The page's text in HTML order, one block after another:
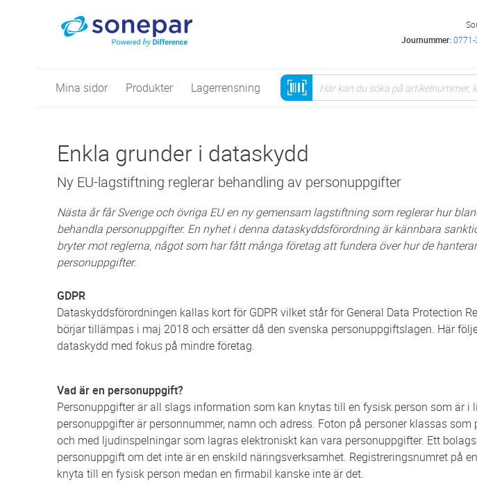
Journummer:0771-
Mina sidor Produkter Lagerrensning
Enkla grunder i dataskydd
Ny EU-lagstiftning reglerar behandling av personuppgifter
Nästa år får Sverige och övriga EU en ny gemensam lagstiftning som reglerar hur
behandla personuppgifter. En nyhet i denna dataskyddsförordning är kännbara
bryter mot reglerna, något som har fått många företag att fundera över hur de
personuppgifter.
GDPR
Dataskyddsförordningen kallas kort för GDPR vilket står för General Data Protection
börjar tillämpas i maj 2018 och ersätter då den svenska personuppgiftslagen. Här
dataskydd med fokus på mindre företag.
Vad är en personuppgift?
Personuppgifter är all slags information som kan knytas till en fysisk person som är i
personuppgifter är personnummer, namn och adress. Foton på personer klassas
och med ljudinspelningar som lagras elektroniskt kan vara personuppgifter. Ett
personuppgift om det inte är en enskild näringsverksamhet. Registreringsnumret på
knyta till en fysisk person medan en firmabil kanske inte är det.